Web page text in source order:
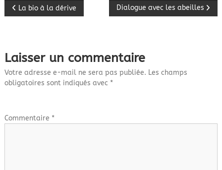
N
v
i
a
La bio à la dérive Dialogue avec les abeilles
Laisser un commentaire
Votre adresse e-mail ne sera pas publiée. Les champs
obligatoires sont indiqués avec *
Commentaire *